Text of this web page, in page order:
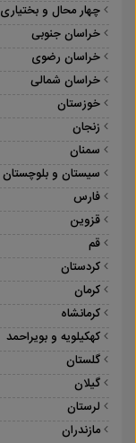
چهار محال و بختیاری
خراسان جنوبی
خراسان رضوی
خراسان شمالی
خوزستان
زنجان
سمنان
سیستان و بلوچستان
فارس
قزوین
قم
کردستان
کرمان
کرمانشاه
کهکیلویه و بویراحمد
گلستان
گیلان
لرستان
مازندران